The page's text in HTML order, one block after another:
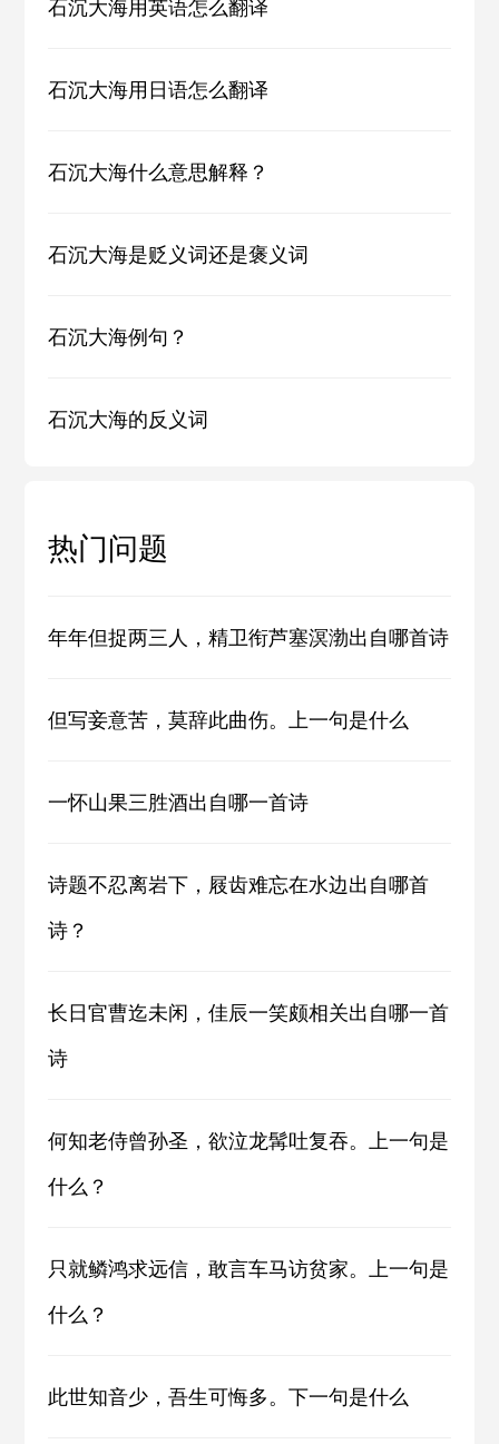
石沉大海用英语怎么翻译
石沉大海用日语怎么翻译
石沉大海什么意思解释？
石沉大海是贬义词还是褒义词
石沉大海例句？
石沉大海的反义词
热门问题
年年但捉两三人，精卫衔芦塞溟渤出自哪首诗
但写妾意苦，莫辞此曲伤。上一句是什么
一怀山果三胜酒出自哪一首诗
诗题不忍离岩下，屐齿难忘在水边出自哪首
诗？
长日官曹迄未闲，佳辰一笑颇相关出自哪一首
诗
何知老侍曾孙圣，欲泣龙髯吐复吞。上一句是
什么？
只就鳞鸿求远信，敢言车马访贫家。上一句是
什么？
此世知音少，吾生可悔多。下一句是什么